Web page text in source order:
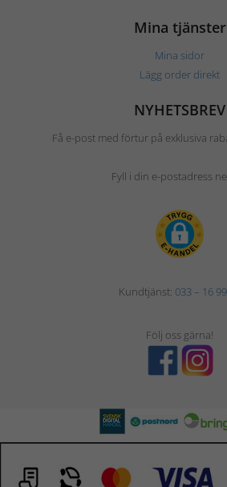
Mina tjänster
Mina sidor
Lägg order direkt
NYHETSBREV
Få e-post med förtur på exklusiva
Fyll i din e-postadress
Kundtjänst: 033 – 16
Följ oss gärna!